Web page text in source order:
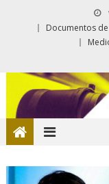
Documentos de